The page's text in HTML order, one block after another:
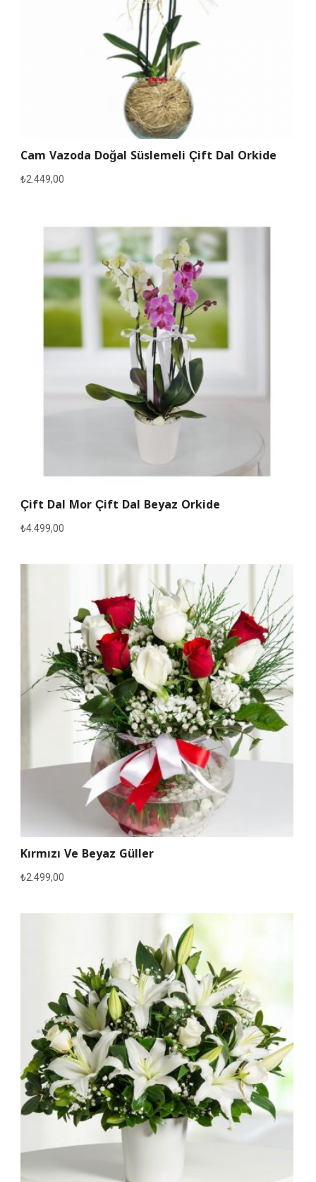
Cam Vazoda Doğal Süslemeli Çift Dal Orkide
₺2.449,00
Çift Dal Mor Çift Dal Beyaz Orkide
₺4.499,00
Kırmızı Ve Beyaz Güller
₺2.499,00